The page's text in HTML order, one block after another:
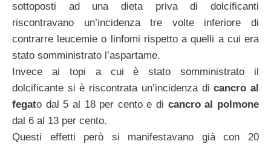
sottoposti ad una dieta priva di dolcificanti
riscontravano un’incidenza tre volte inferiore di
contrarre leucemie o linfomi rispetto a quelli a cui era
stato somministrato l’aspartame.
Invece ai topi a cui è stato somministrato il
dolcificante si è riscontrata un’incidenza dicancro al
fegato dal 5 al 18 per cento e di cancro al polmone
dal 6 al 13 per cento.
Questi effetti però si manifestavano già con 20